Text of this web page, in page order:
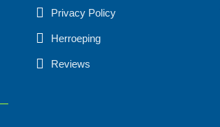
Privacy Policy
Herroeping
Reviews